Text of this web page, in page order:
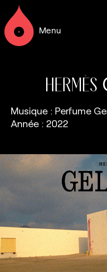
Menu
HERMÈS
Musique : Perfume
Année : 2022